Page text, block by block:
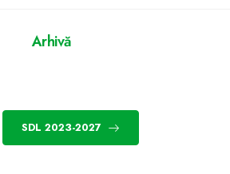
Arhivă
SDL 2023-2027